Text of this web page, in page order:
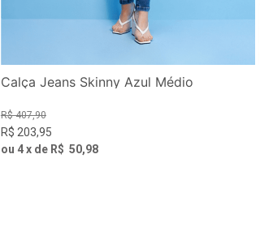
Calça Jeans Skinny Azul Médio
R$ 407,90
R$ 203,95
ou 4x de R$ 50,98